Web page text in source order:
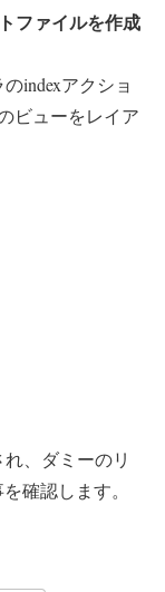
ファイルを作成
indexアクショ
ビューをレイア
、ダミーのリ
確認します。